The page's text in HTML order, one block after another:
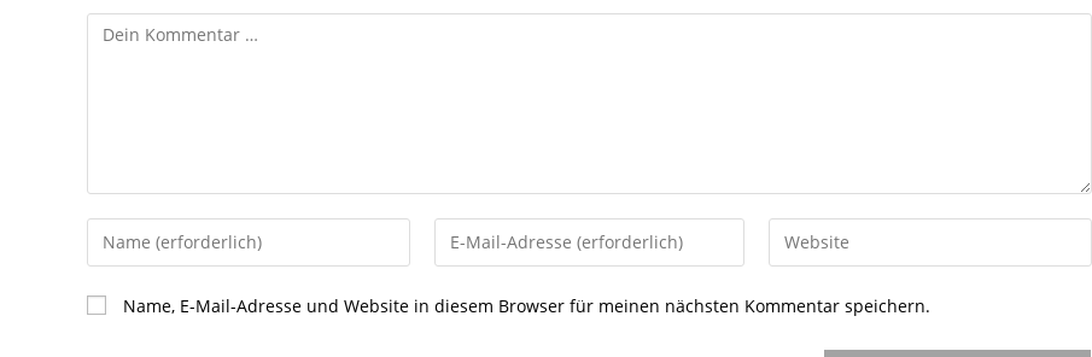
Kommentar
Gib
deinen
Namen
oder
Gib
deine
Gib
deine
Name, E-Mail-Adresse und Website in diesem Browser für meinen nächsten Kommentar speichern.